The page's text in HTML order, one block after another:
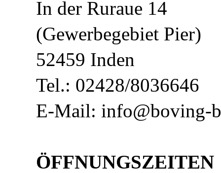
In der Ruraue 14
(Gewerbegebiet Pier)
52459 Inden
Tel.: 02428/8036646
E-Mail: info@boving-
ÖFFNUNGSZEITEN